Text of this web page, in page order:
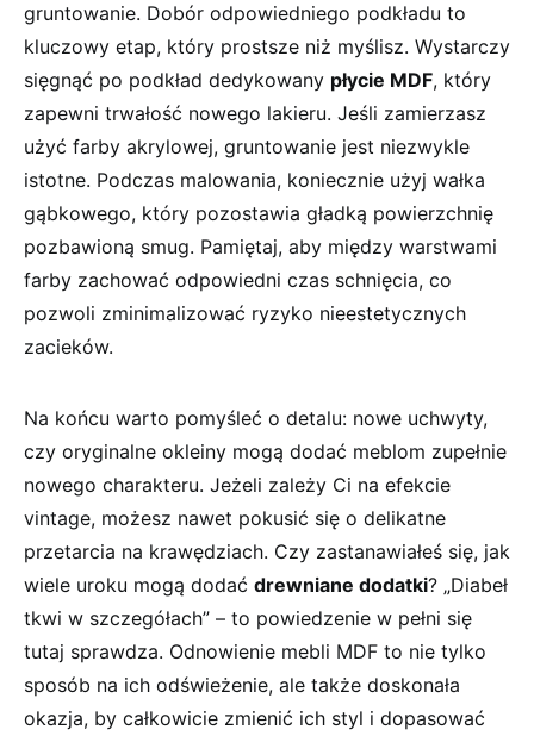
gruntowanie. Dobór odpowiedniego podkładu to
kluczowy etap, który prostsze niż myślisz. Wystarczy
sięgnąć po podkład dedykowany płycie MDF,⁤ który
zapewni trwałość nowego lakieru. Jeśli zamierzasz
użyć farby akrylowej,‌ gruntowanie jest niezwykle
istotne. Podczas ​malowania, koniecznie użyj wałka
gąbkowego, który pozostawia gładką powierzchnię
pozbawioną ‌smug. Pamiętaj,​ aby między warstwami
farby zachować odpowiedni czas schnięcia, co
pozwoli zminimalizować ryzyko nieestetycznych
zacieków.
Na końcu warto pomyśleć o⁤ detalu: nowe uchwyty,
czy oryginalne okleiny mogą dodać‍ meblom ‍zupełnie
nowego charakteru. Jeżeli zależy Ci na efekcie
vintage, możesz nawet pokusić się o delikatne
przetarcia​ na krawędziach. Czy zastanawiałeś się, jak
wiele uroku ​mogą ‍dodać drewniane dodatki? „Diabeł
tkwi w szczegółach” – to powiedzenie w pełni się
tutaj sprawdza. Odnowienie mebli MDF to nie tylko
sposób na ich odświeżenie,‌ ale także doskonała
okazja, by całkowicie zmienić ich styl i dopasować